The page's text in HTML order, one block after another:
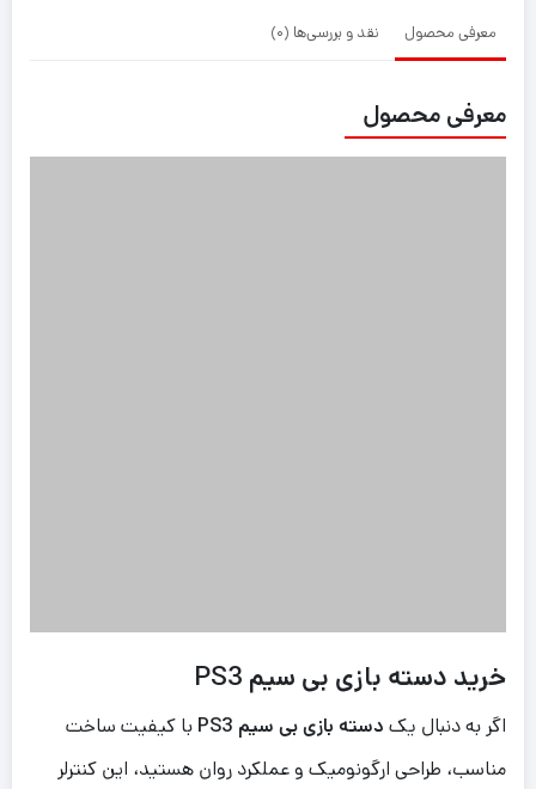
معرفی محصول نقد و بررسی‌ها (0)
معرفی محصول
خرید دسته بازی بی سیم PS3
اگر به دنبال یک دسته بازی بی سیم PS3
با کیفیت ساخت
مناسب، طراحی ارگونومیک و عملکرد روان هستید، این کنترلر